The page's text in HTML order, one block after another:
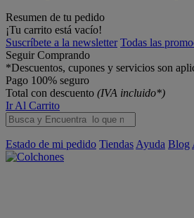
Resumen de tu pedido
¡Tu carrito está vacío!
Suscríbete a la newsletter Todas las
Seguir Comprando
*Descuentos, cupones y servicios son
Pago 100% seguro
Total con descuento (IVA incluido*)
Ir Al Carrito
Estado de mi pedido Tiendas Ayuda Blog